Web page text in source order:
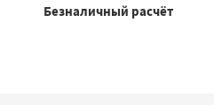
Безналичный расчёт